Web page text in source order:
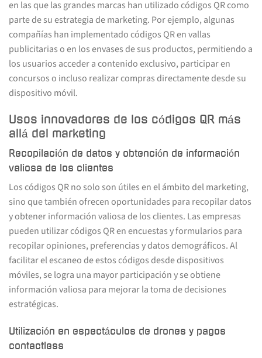
en las que las grandes marcas han utilizado códigos QR como
parte de su estrategia de marketing. Por ejemplo, algunas
compañías han implementado códigos QR en vallas
publicitarias o en los envases de sus productos, permitiendo a
los usuarios acceder a contenido exclusivo, participar en
concursos o incluso realizar compras directamente desde su
dispositivo móvil.
Usos innovadores de los códigos QR más
allá del marketing
Recopilación de datos y obtención de información
valiosa de los clientes
Los códigos QR no solo son útiles en el ámbito del marketing,
sino que también ofrecen oportunidades para recopilar datos
y obtener información valiosa de los clientes. Las empresas
pueden utilizar códigos QR en encuestas y formularios para
recopilar opiniones, preferencias y datos demográficos. Al
facilitar el escaneo de estos códigos desde dispositivos
móviles, se logra una mayor participación y se obtiene
información valiosa para mejorar la toma de decisiones
estratégicas.
Utilización en espectáculos de drones y pagos
contactless